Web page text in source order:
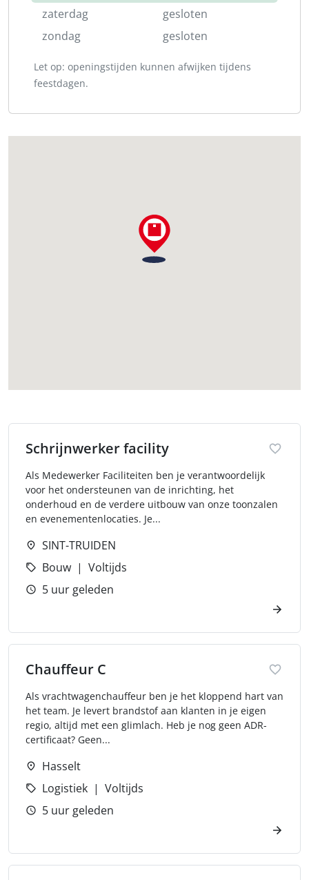
zaterdag
gesloten
zondag
gesloten
Let op: openingstijden kunnen afwijken tijdens
feestdagen.
Schrijnwerker facility
Als Medewerker Faciliteiten ben je verantwoordelijk
voor het ondersteunen van de inrichting, het
onderhoud en de verdere uitbouw van onze toonzalen
en evenementenlocaties. Je...
SINT-TRUIDEN
Bouw
Voltijds
5 uur geleden
Chauffeur C
Als vrachtwagenchauffeur ben je het kloppend hart van
het team. Je levert brandstof aan klanten in je eigen
regio, altijd met een glimlach. Heb je nog geen ADR-
certificaat? Geen...
Hasselt
Logistiek
Voltijds
5 uur geleden